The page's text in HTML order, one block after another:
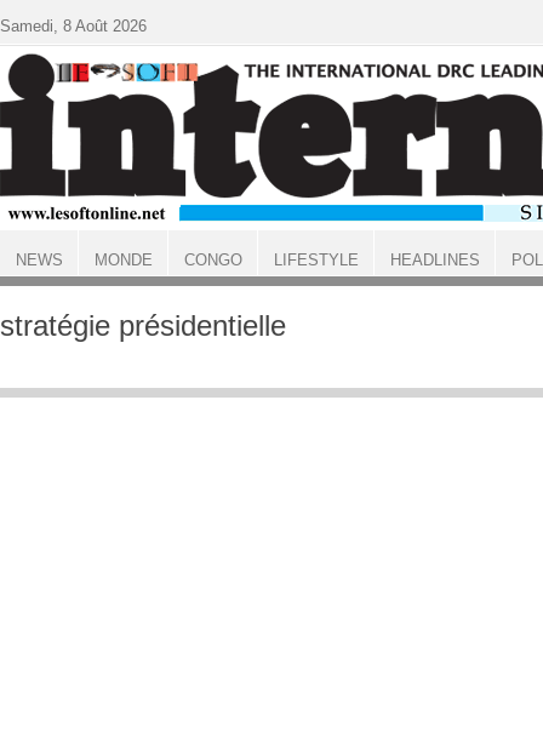
ACCUEIL
stratégie présidentielle
Samedi, 8 Août 2026
NEWS MONDE CONGO LIFESTYLE HEADLINES